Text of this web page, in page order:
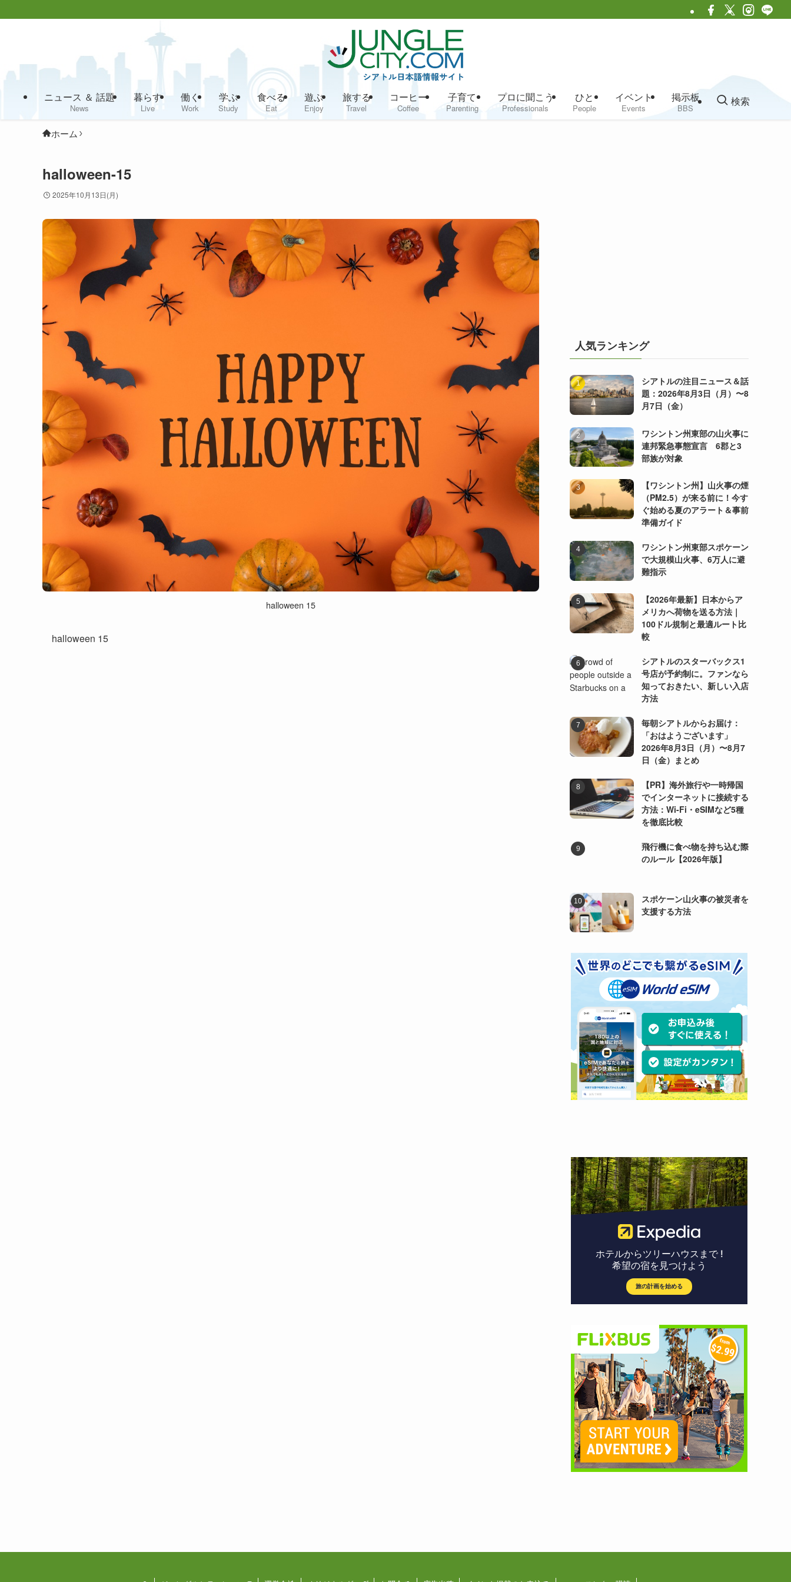
ニュース ＆ 話題
News
暮らす
Live
働く
Work
学ぶ
Study
食べる
Eat
遊ぶ
Enjoy
旅する
Travel
コーヒー
Coffee
子育て
Parenting
プロに聞こう
Professionals
ひと
People
イベント
Events
掲示板
BBS
検索
ホーム
halloween-15
2025年10月13日(月)
halloween 15
halloween 15
人気ランキング
シアトルの注目ニュース＆話
題：2026年8月3日（月）〜8
月7日（金）
ワシントン州東部の山火事に
連邦緊急事態宣言 6郡と3
部族が対象
【ワシントン州】山火事の煙
（PM2.5）が来る前に！今す
ぐ始める夏のアラート＆事前
準備ガイド
ワシントン州東部スポケーン
で大規模山火事、6万人に避
難指示
【2026年最新】日本からア
メリカへ荷物を送る方法｜
100ドル規制と最適ルート比
較
シアトルのスターバックス1
号店が予約制に。ファンなら
知っておきたい、新しい入店
方法
毎朝シアトルからお届け：
「おはようございます」
2026年8月3日（月）〜8月7
日（金）まとめ
【PR】海外旅行や一時帰国
でインターネットに接続する
方法：Wi-Fi・eSIMなど5種
を徹底比較
飛行機に食べ物を持ち込む際
のルール【2026年版】
スポケーン山火事の被災者を
支援する方法